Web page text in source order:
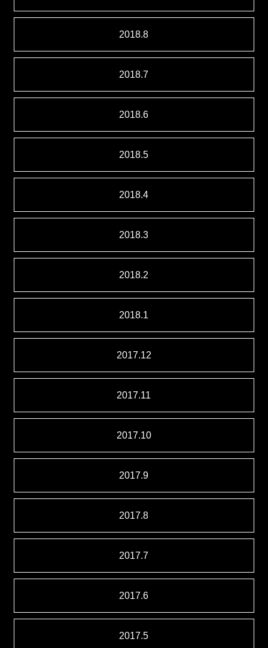
2018.8
2018.7
2018.6
2018.5
2018.4
2018.3
2018.2
2018.1
2017.12
2017.11
2017.10
2017.9
2017.8
2017.7
2017.6
2017.5